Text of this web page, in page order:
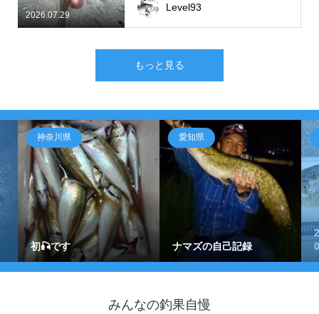
2026.07.29
Level93
もっと見る
神奈川県
初🎣です
愛知県
ナマズの自己記録
みんなの釣果自慢